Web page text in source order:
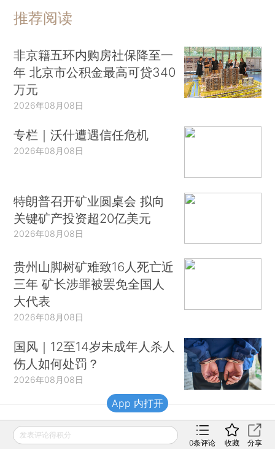
推荐阅读
非京籍五环内购房社保降至一
年 北京市公积金最高可贷340
万元
2026年08月08日
专栏｜沃什遭遇信任危机
2026年08月08日
特朗普召开矿业圆桌会 拟向
关键矿产投资超20亿美元
2026年08月08日
贵州山脚树矿难致16人死亡近
三年 矿长涉罪被罢免全国人
大代表
2026年08月08日
国风｜12至14岁未成年人杀人
伤人如何处罚？
2026年08月08日
财新移动
发表评论得积分
0条评论 收藏 分享
App 内打开